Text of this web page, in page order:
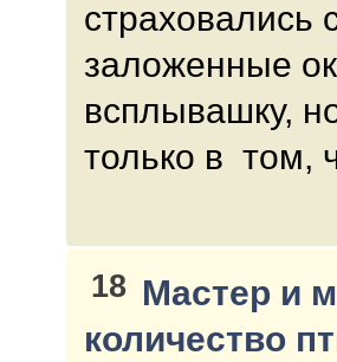
страховались
заложенные
всплывашку,
только в том,
18 Мастер и
количество